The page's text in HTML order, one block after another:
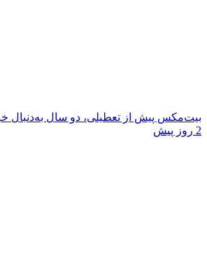
بیت‌مکس پیش از تعطیلی، دو سال به‌دنبال
2 روز پیش